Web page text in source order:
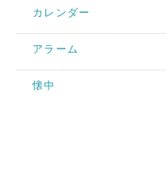
カレンダー
アラーム
懐中